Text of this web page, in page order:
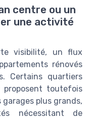
centre ou un
une activité
visibilité, un flux
rénovés
Certains quartiers
proposent toutefois
garages plus grands,
nécessitant de